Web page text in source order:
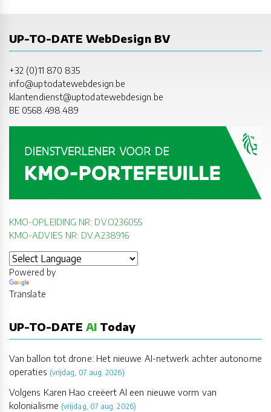
UP-TO-DATE WebDesign BV
+32 (0)11 870 835
info@uptodatewebdesign.be
klantendienst@uptodatewebdesign.be
BE 0568.498.489
KMO-OPLEIDING NR: DV.O236055
KMO-ADVIES NR: DV.A238916
Powered by
Translate
UP-TO-DATE AI Today
Van ballon tot drone: Het nieuwe AI-netwerk achter autonome
operaties (vrijdag, 07 aug. 2026)
Volgens Karen Hao creëert AI een nieuwe vorm van
kolonialisme (vrijdag, 07 aug. 2026)